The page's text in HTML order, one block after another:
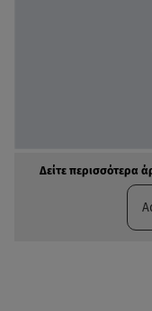
Δείτε περισσότερα